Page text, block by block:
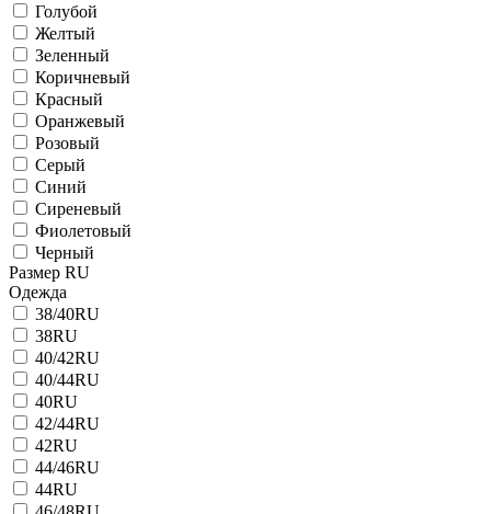
Голубой
Желтый
Зеленный
Коричневый
Красный
Оранжевый
Розовый
Серый
Синий
Сиреневый
Фиолетовый
Черный
Размер RU
Одежда
38/40RU
38RU
40/42RU
40/44RU
40RU
42/44RU
42RU
44/46RU
44RU